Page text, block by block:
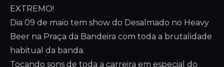
EXTREMO!
Dia 09 de maio tem show do Desalmado no Heavy
Beer na Praça da Bandeira com toda a brutalidade
habitual da banda.
Tocando sons de toda a carreira em especial do